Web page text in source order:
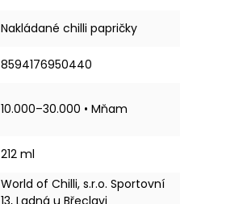
Nakládané chilli papričky
8594176950440
10.000–30.000 • Mňam
212 ml
World of Chilli, s.r.o. Sportovní
13, Ladná u Břeclavi